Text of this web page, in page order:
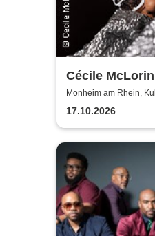
Cécile
Snap -
Monheim am Rhein,
17.10.2026